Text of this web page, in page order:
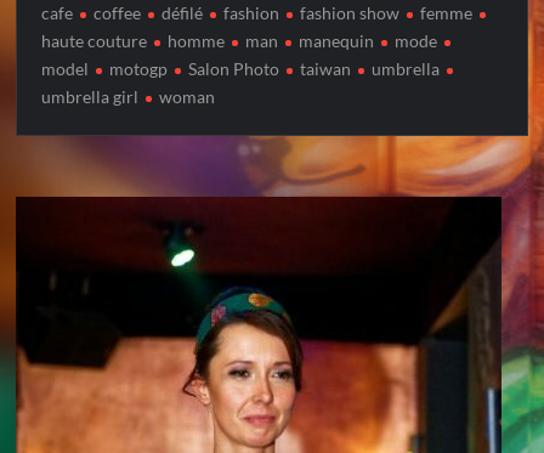
cafe coffee défilé fashion fashion show
femme
haute couture
homme man manequin
mode
model
motogp Salon Photo taiwan
umbrella
umbrella girl
woman